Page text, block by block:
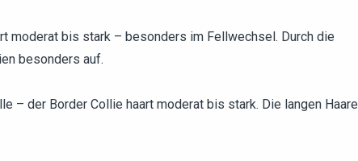
moderat bis stark – besonders im Fellwechsel. Durch die
besonders auf.
– der Border Collie haart moderat bis stark. Die langen Haare